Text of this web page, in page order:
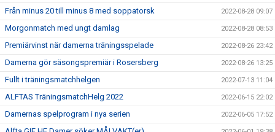
Från minus 20 till minus 8 med soppatorsk 2022-08-28 09:07
Morgonmatch med ungt damlag 2022-08-28 08:53
Premiärvinst när damerna träningsspelade 2022-08-26 23:42
Damerna gör säsongspremiär i Rosersberg 2022-08-26 13:25
Fullt i träningsmatchhelgen 2022-07-13 11:04
ALFTAS TräningsmatchHelg 2022 2022-06-15 22:02
Damernas spelprogram i nya serien 2022-06-05 17:52